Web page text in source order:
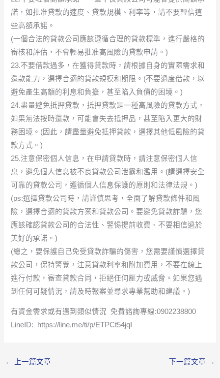
諾，如批准貸款的速度、貸款規模、利率等，請不要輕信這
些高額承諾。
(一個合法的貸款公司應該遵循合理的貸款標準，進行嚴格的
審核和評估，不會輕易批准高風險的貸款申請。)
23.不要借款過多，在獲得貸款時，請根據自身的實際需求和
還款能力，選擇合適的貸款規模和期限。(不要過度借款，以
避免產生高額的利息和負擔，甚至陷入負債的困境。)
24.盡量避免抵押貸款，抵押貸款是一種高風險的貸款方式，
如果無法按時還款，可能會失去抵押品，甚至陷入更大的財
務困境。(因此，請盡量避免抵押貸款，選擇其他低風險的貸
款方式。)
25.注意保密個人信息，在申請貸款時，請注意保密個人信
息，避免個人信息被不良貸款公司泄露和濫用。(請選擇安全
可靠的貸款公司，遵循個人信息保護的原則和法律法規。)
(ps:選擇貸款公司時，請謹慎思考，全面了解貸款條件和風
險，選擇合適的貸款方案和貸款公司。要避免貸款詐騙，您
應該確認貸款公司的合法性、警惕提前收費、不要相信過於
美好的承諾。)
(總之，要保護自己免受貸款詐騙的傷害，您需要謹慎選擇貸
款公司，保持警覺，注意貸款利率和附加費用，不要在線上
進行付款，審查貸款合同，拒絕任何壓力或威脅。如果您遇
到任何可疑情況，請及時報案並尋求專業幫助和建議。)
有資金需求或有遇到類似情況 免費諮詢專線:0902238800
LineID: https://line.me/ti/p/ETPCt54jqI
← 上一篇文章 下一篇文章 →